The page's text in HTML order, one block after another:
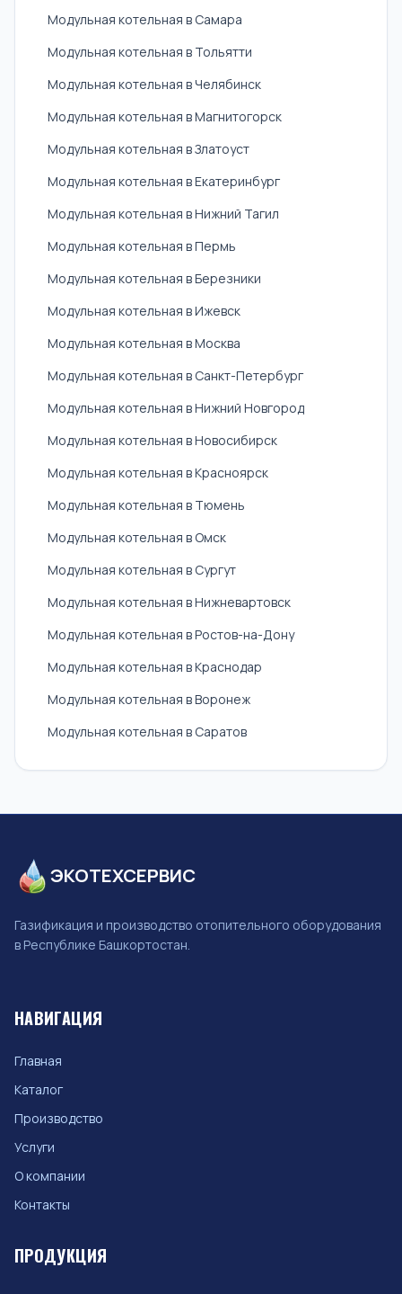
Модульная котельная в Самара
Модульная котельная в Тольятти
Модульная котельная в Челябинск
Модульная котельная в Магнитогорск
Модульная котельная в Златоуст
Модульная котельная в Екатеринбург
Модульная котельная в Нижний Тагил
Модульная котельная в Пермь
Модульная котельная в Березники
Модульная котельная в Ижевск
Модульная котельная в Москва
Модульная котельная в Санкт-Петербург
Модульная котельная в Нижний Новгород
Модульная котельная в Новосибирск
Модульная котельная в Красноярск
Модульная котельная в Тюмень
Модульная котельная в Омск
Модульная котельная в Сургут
Модульная котельная в Нижневартовск
Модульная котельная в Ростов-на-Дону
Модульная котельная в Краснодар
Модульная котельная в Воронеж
Модульная котельная в Саратов
ЭКОТЕХСЕРВИС
Газификация и производство отопительного оборудования
в Республике Башкортостан.
НАВИГАЦИЯ
Главная
Каталог
Производство
Услуги
О компании
Контакты
ПРОДУКЦИЯ